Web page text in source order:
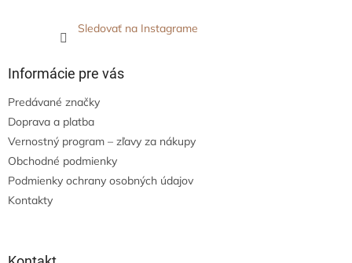
Sledovať na Instagrame
Informácie pre vás
Predávané značky
Doprava a platba
Vernostný program – zľavy za nákupy
Obchodné podmienky
Podmienky ochrany osobných údajov
Kontakty